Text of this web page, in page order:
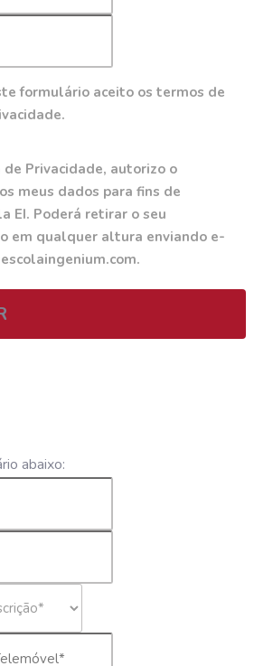
formulário aceito os termos de
de Privacidade, autorizo o
meus dados para fins de
EI. Poderá retirar o seu
em qualquer altura enviando e-
abaixo: